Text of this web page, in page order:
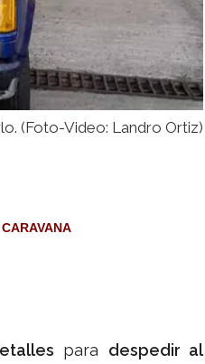
(Foto-Video: Landro Ortiz)
CARAVANA
para despedir al